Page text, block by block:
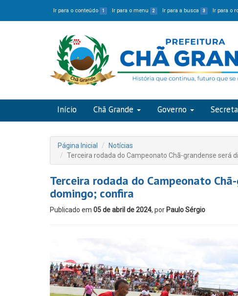
Ir para o conteúdo 1 Ir para o menu 2 Ir para a busca 3 Ir para o
Início Chã Grande Governo
Página Inicial
Notícias
Terceira rodada do Campeonato Chã-grandense será
Terceira rodada do Campeonato
domingo; confira
Publicado em 05 de abril de 2024, por Paulo Sérgio